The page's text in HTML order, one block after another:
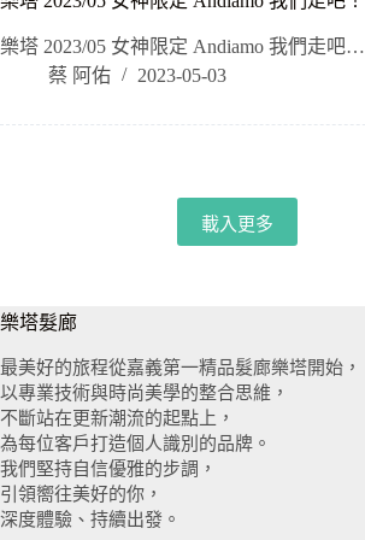
樂塔 2023/05 女神限定 Andiamo 我們走吧…
蔡 阿佑
2023-05-03
載入更多
樂塔髮廊
最美好的旅程從嘉義第一精品髮廊樂塔開始，
以專業技術與時尚美學的整合思維，
不斷站在更新潮流的起點上，
為每位客戶打造個人識別的品牌。
我們堅持自信優雅的步調，
引領嚮往美好的你，
深度體驗、持續出發。